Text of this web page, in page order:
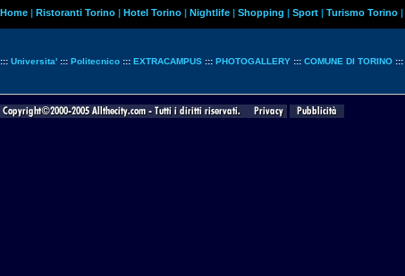
Home | Ristoranti Torino | Hotel Torino | Nightlife | Shopping | Sport | Turismo Torino |
::: Universita' ::: Politecnico ::: EXTRACAMPUS ::: PHOTOGALLERY ::: COMUNE DI TORINO :::